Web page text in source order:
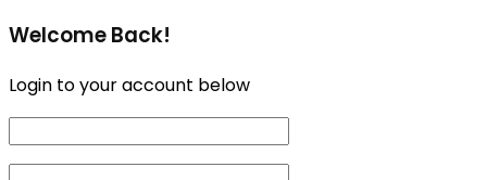
Welcome Back!
Login to your account below